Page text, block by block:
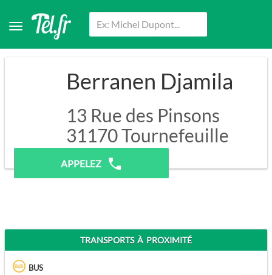
Berranen Djamila
13 Rue des Pinsons
31170Tournefeuille
Pas de prospection.
APPELEZ
TRANSPORTS À PROXIMITÉ
BUS